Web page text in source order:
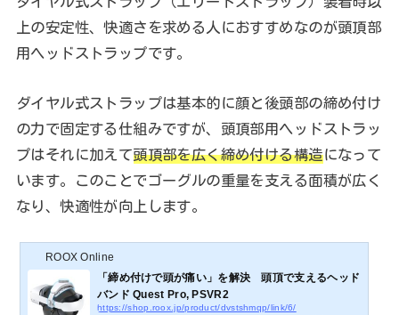
上の安定性、快適さを求める人におすすめなのが頭頂部
用ヘッドストラップです。
ダイヤル式ストラップは基本的に顔と後頭部の締め付け
の力で固定する仕組みですが、頭頂部用ヘッドストラッ
プはそれに加えて頭頂部を広く締め付ける構造になって
います。このことでゴーグルの重量を支える面積が広く
なり、快適性が向上します。
ROOX Online
「締め付けで頭が痛い」を解決 頭頂で支えるヘッド
バンド Quest Pro, PSVR2
https://shop.roox.jp/product/dvstshmqp/link/6/